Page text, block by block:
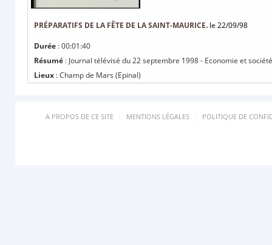
PRÉPARATIFS DE LA FÊTE DE LA SAINT-MAURICE. le 22/09/98
Durée : 00:01:40
Résumé : Journal télévisé du 22 septembre 1998 - Economie et
Lieux : Champ de Mars (Epinal)
A PROPOS DE CE SITE MENTIONS LÉGALES POLITIQUE DE